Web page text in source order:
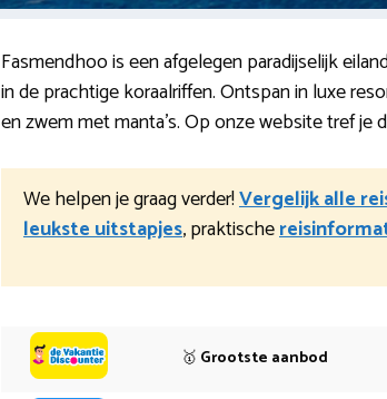
Fasmendhoo is een afgelegen paradijselijk
in de prachtige koraalriffen. Ontspan in luxe
en zwem met manta’s. Op onze website tref
We helpen je graag verder!Vergelijk alle
leukste uitstapjes, praktische
🥇 Grootste aanbod